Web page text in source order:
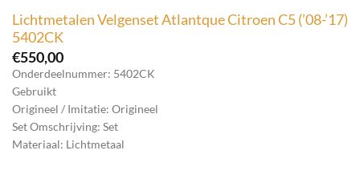
Lichtmetalen Velgenset Atlantque Citroen C5 (’08-’17)
5402CK
€550,00
Onderdeelnummer: 5402CK
Gebruikt
Origineel / Imitatie: Origineel
Set Omschrijving: Set
Materiaal: Lichtmetaal